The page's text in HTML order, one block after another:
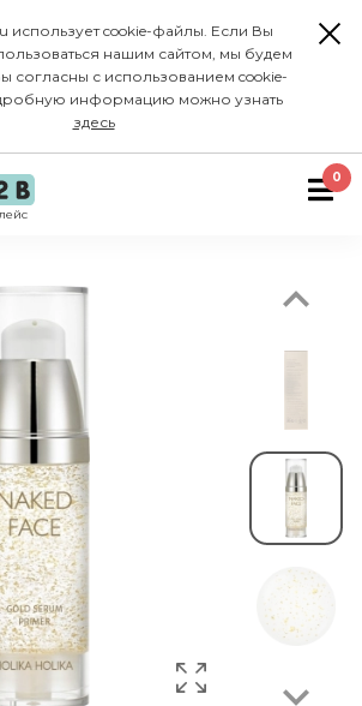
использует cookie-файлы. Если Вы
нашим сайтом, мы будем
согласны с использованием cookie-
информацию можно узнать
здесь
0
Previous
Next